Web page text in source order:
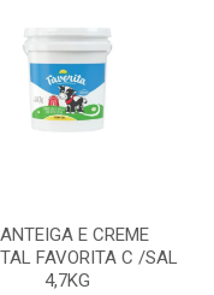
E CREME
FAVORITA C /SAL
4,7KG